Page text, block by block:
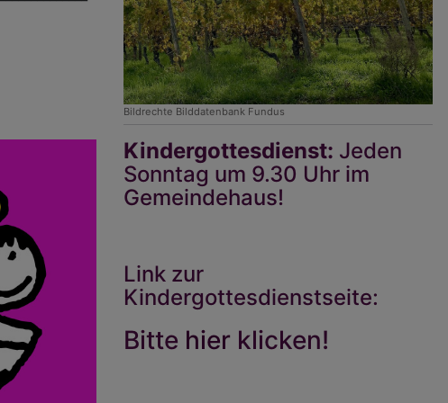
Bildrechte Bilddatenbank Fundus
Kindergottesdienst: Jeden
Sonntag um 9.30 Uhr im
Gemeindehaus!
Link zur
Kindergottesdienstseite:
Bitte hier klicken!